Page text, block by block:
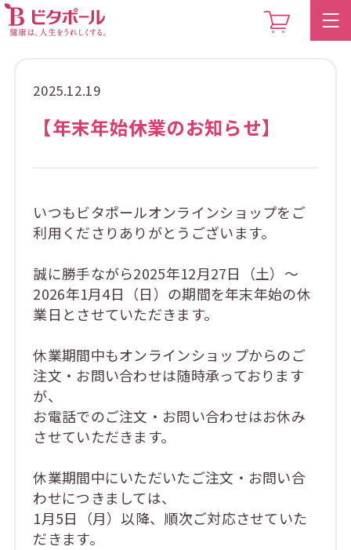
2025.12.19
【年末年始休業のお知らせ】
いつもビタポールオンラインショップをご
利用くださりありがとうございます。
誠に勝手ながら2025年12月27日（土）～
2026年1月4日（日）の期間を年末年始の休
業日とさせていただきます。
休業期間中もオンラインショップからのご
注文・お問い合わせは随時承っております
が、
お電話でのご注文・お問い合わせはお休み
させていただきます。
休業期間中にいただいたご注文・お問い合
わせにつきましては、
1月5日（月）以降、順次ご対応させていた
だきます。